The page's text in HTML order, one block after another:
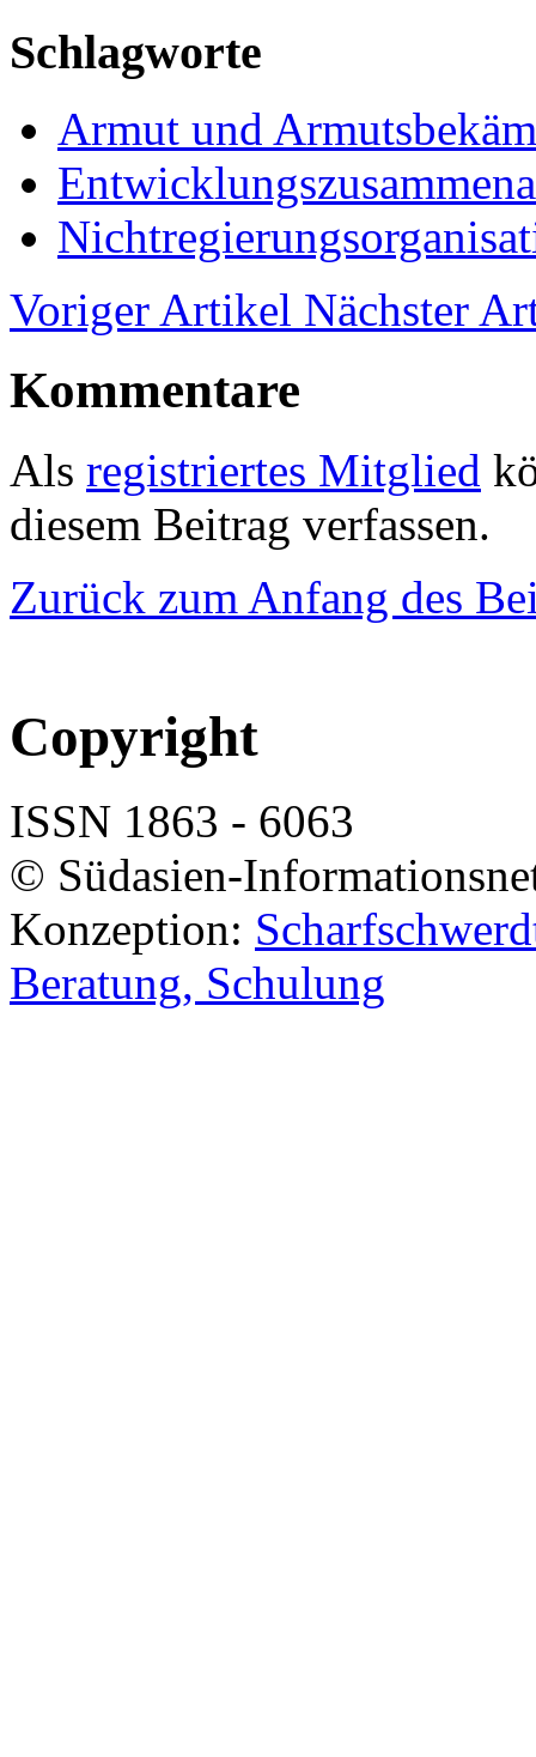
Schlagworte
Armut und
Voriger Artikel Nächster
Kommentare
Als registriertes Mitglied
diesem Beitrag verfassen.
Zurück zum Anfang des
Copyright
ISSN 1863 - 6063
© Südasien-
Konzeption:
Beratung, Schulung